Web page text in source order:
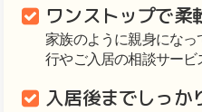
ワンストップで柔
家族のように親身にな
行やご入居の相談サービ
入居後までしっか